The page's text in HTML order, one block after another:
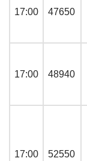
17:00 47650
17:00 48940
17:00 52550